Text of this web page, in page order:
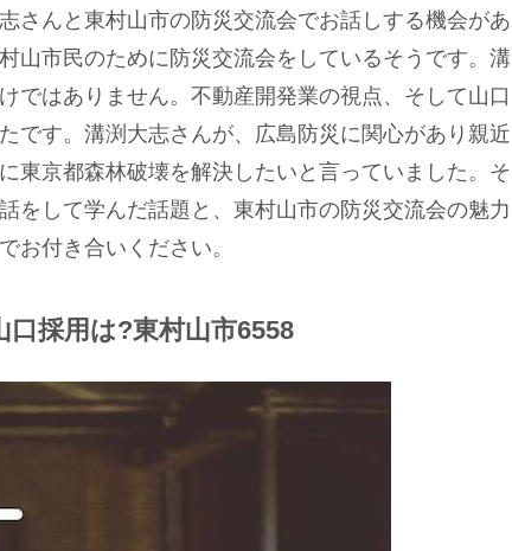
さんと東村山市の防災交流会でお話しする機会があ
山市民のために防災交流会をしているそうです。溝
ではありません。不動産開発業の視点、そして山口
です。溝渕大志さんが、広島防災に関心があり親近
東京都森林破壊を解決したいと言っていました。そ
をして学んだ話題と、東村山市の防災交流会の魅力
お付き合いください。
採用は?東村山市6558